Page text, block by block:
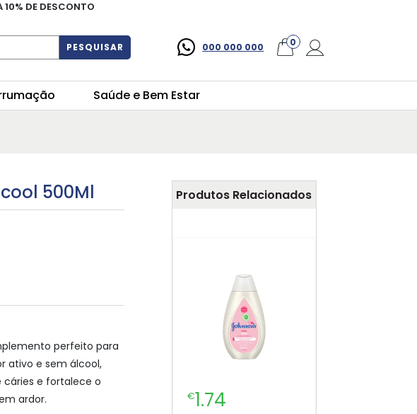
10% DE DESCONTO
PESQUISAR 000 000 000 0
Saúde e Bem Estar
500Ml
perfeito para
ativo e sem álcool,
e fortalece o
ardor.
Produtos Relacionados
€1.74